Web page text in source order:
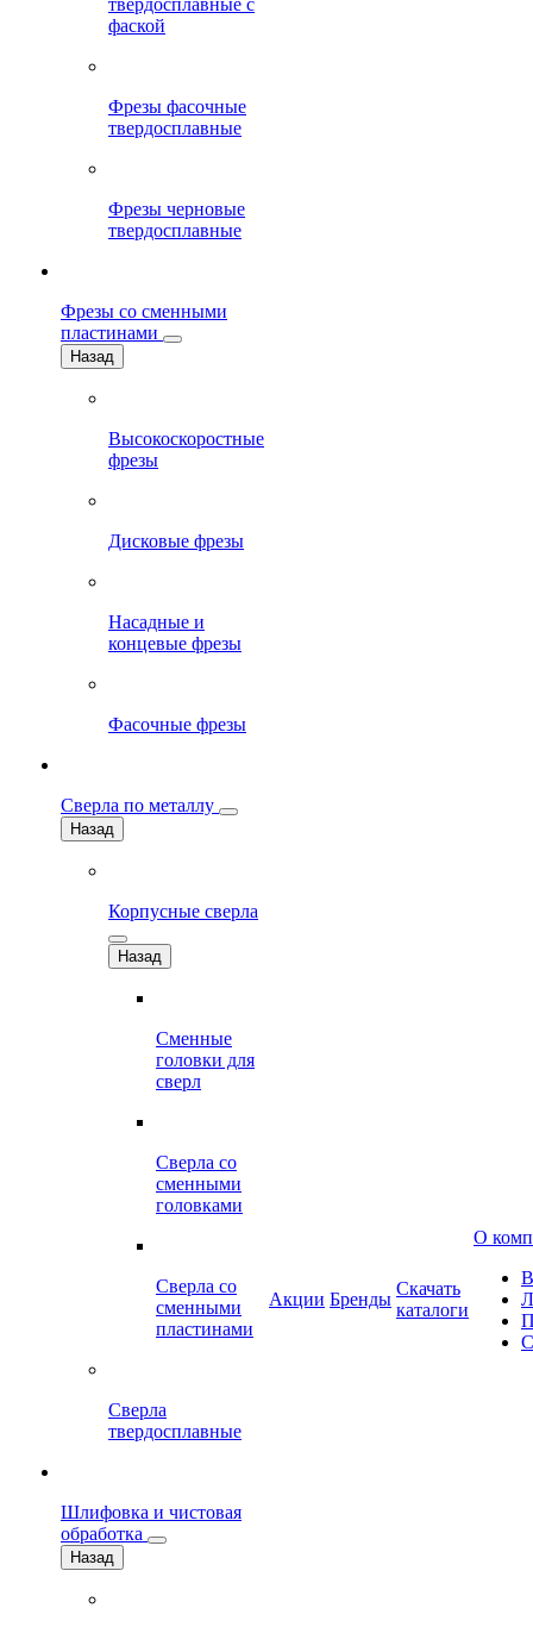
твердосплавные с
фаской
Фрезы фасочные
твердосплавные
Фрезы черновые
твердосплавные
Фрезы со сменными
пластинами
Назад
Высокоскоростные
фрезы
Дисковые фрезы
Насадные и
концевые фрезы
Фасочные фрезы
Сверла по металлу
Назад
Корпусные сверла
Назад
Сменные
головки для
сверл
Сверла со
сменными
головками
Сверла со
сменными
пластинами
Сверла
твердосплавные
Шлифовка и чистовая
обработка
Назад
Акции Бренды
Скачать
каталоги
О